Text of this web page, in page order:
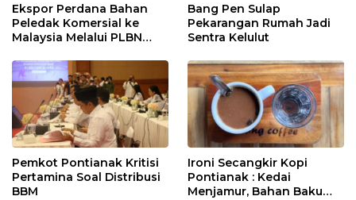
Ekspor Perdana Bahan
Peledak Komersial ke
Malaysia Melalui PLBN
Bang Pen Sulap
Pekarangan Rumah Jadi
Sentra Kelulut
Pemkot Pontianak Kritisi
Pertamina Soal Distribusi
BBM
Ironi Secangkir Kopi
Pontianak : Kedai
Menjamur, Bahan Baku